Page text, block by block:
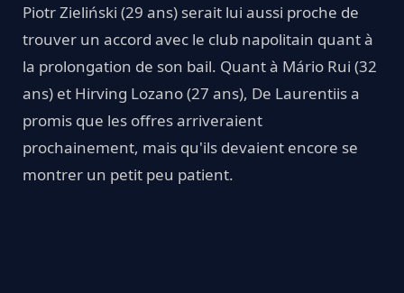
Piotr Zieliński (29 ans) serait lui aussi proche de
trouver un accord avec le club napolitain quant à
la prolongation de son bail. Quant à Mário Rui (32
ans) et Hirving Lozano (27 ans), De Laurentiis a
promis que les offres arriveraient
prochainement, mais qu'ils devaient encore se
montrer un petit peu patient.